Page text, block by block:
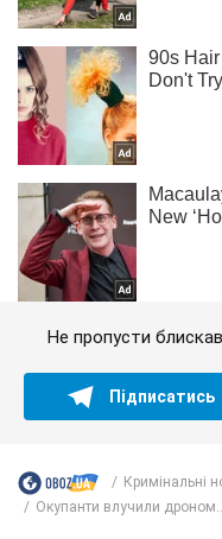
Не пропусти
Підписатись
Кримінальні
Окупанти влучили дроном...